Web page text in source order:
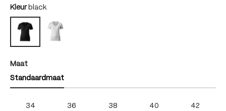
Kleurauswählen
black
black white
Maatauswählen
Standaardmaat
34 36 38 40 42